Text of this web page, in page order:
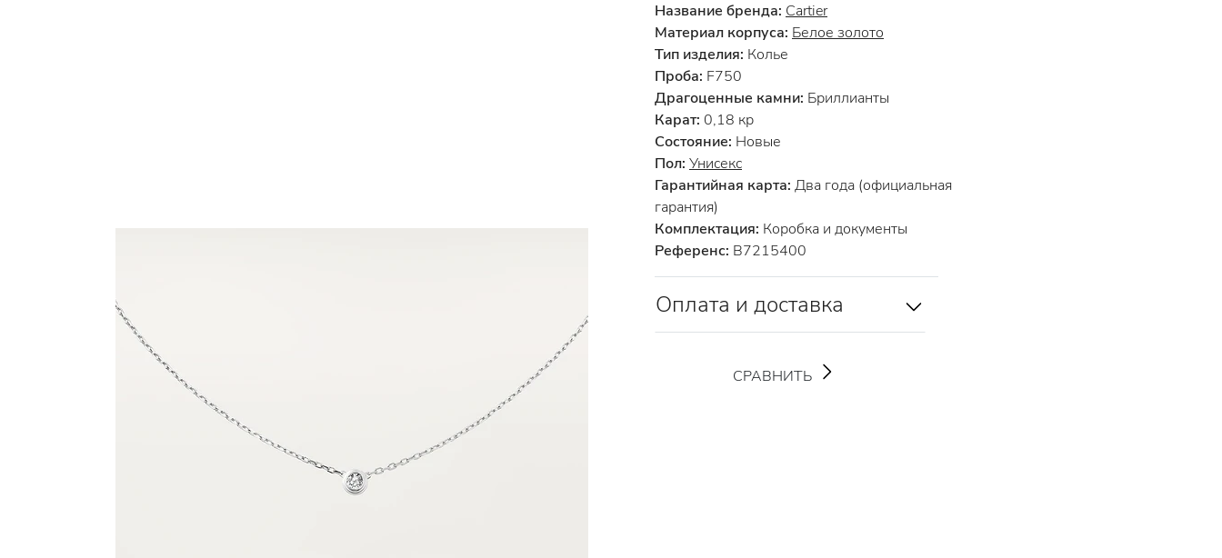
Название бренда: Cartier
Материал корпуса: Белое золото
Тип изделия: Колье
Проба: F750
Драгоценные камни: Бриллианты
Карат: 0,18 кр
Состояние: Новые
Пол: Унисекс
Гарантийная карта: Два года (официальная
гарантия)
Комплектация: Коробка и документы
Референс: B7215400
Оплата и доставка
СРАВНИТЬ